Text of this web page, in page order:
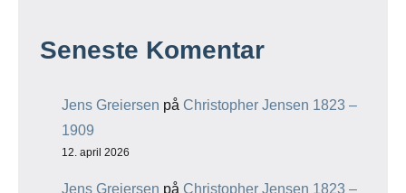
Seneste Komentar
Jens Greiersen på Christopher Jensen 1823 –
1909
12. april 2026
Jens Greiersen på Christopher Jensen 1823 –